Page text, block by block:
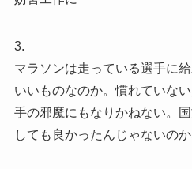
3.
マラソンは走っている選手に
いいものなのか。慣れていな
手の邪魔にもなりかねない。
しても良かったんじゃないのか